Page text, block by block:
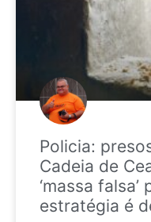
Policia:
Cadeia de
‘massa
estratégia é